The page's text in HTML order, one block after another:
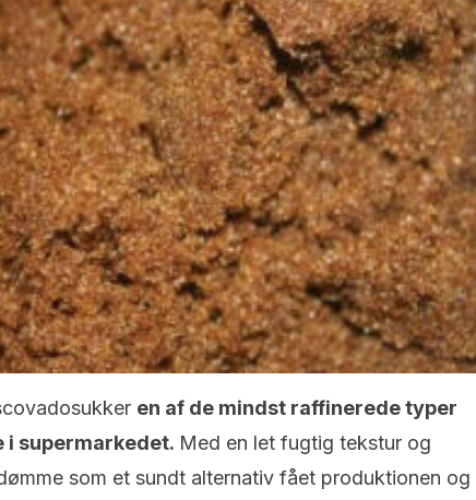
en af de mindst raffinerede typer
i supermarkedet. Med en let fugtig tekstur og
som et sundt alternativ fået produktionen og